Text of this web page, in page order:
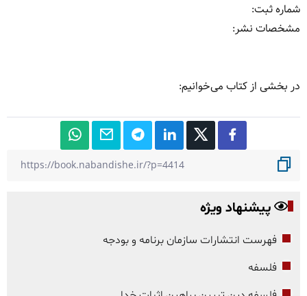
شماره ثبت:
مشخصات نشر: ‏‫
در بخشی از کتاب می‌خوانیم:
پیشنهاد ویژه
فهرست انتشارات سازمان برنامه و بودجه
فلسفه